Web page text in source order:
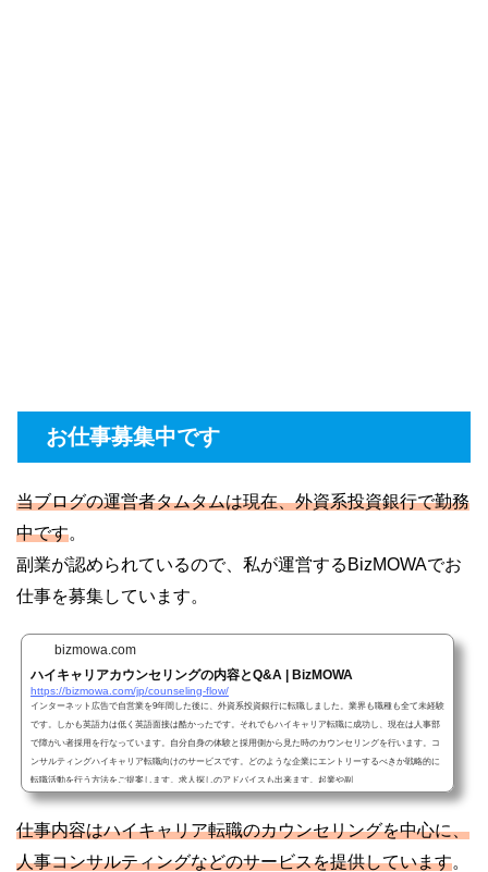
お仕事募集中です
当ブログの運営者タムタムは現在、外資系投資銀行で勤務
中です。
副業が認められているので、私が運営するBizMOWAでお
仕事を募集しています。
bizmowa.com
ハイキャリアカウンセリングの内容とQ&A | BizMOWA
https://bizmowa.com/jp/counseling-flow/
インターネット広告で自営業を9年間した後に、外資系投資銀行に転職しました。業界も職種も全て未経験
です。しかも英語力は低く英語面接は酷かったです。それでもハイキャリア転職に成功し、現在は人事部
で障がい者採用を行なっています。自分自身の体験と採用側から見た時のカウンセリングを行います。コ
ンサルティングハイキャリア転職向けのサービスです。どのような企業にエントリーするべきか戦略的に
転職活動を行う方法をご提案します。求人探しのアドバイスも出来ます。起業や副
仕事内容はハイキャリア転職のカウンセリングを中心に、
人事コンサルティングなどのサービスを提供しています。